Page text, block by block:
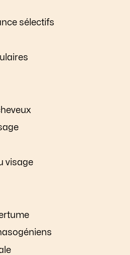
sélectifs
visage